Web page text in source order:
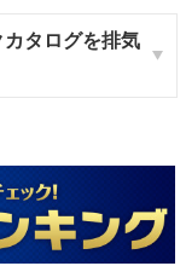
タログを排気